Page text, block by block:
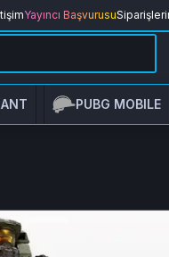
Yayıncı Başvurusu
PUBG MOBILE